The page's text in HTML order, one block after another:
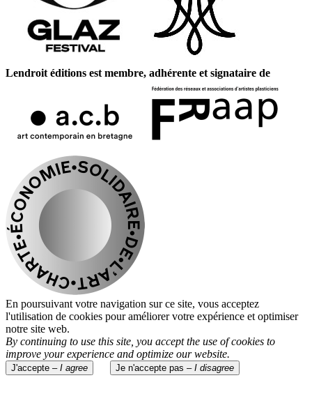
Lendroit éditions est membre, adhérente et signataire de
En poursuivant votre navigation sur ce site, vous acceptez
l'utilisation de cookies pour améliorer votre expérience et optimiser
notre site web.
By continuing to use this site, you accept the use of cookies to
improve your experience and optimize our website.
J'accepte – I agree Je n'accepte pas – I disagree